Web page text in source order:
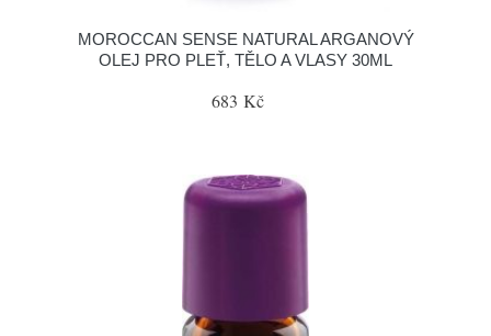
MOROCCAN SENSE NATURAL ARGANOVÝ
OLEJ PRO PLEŤ, TĚLO A VLASY 30ML
683 Kč